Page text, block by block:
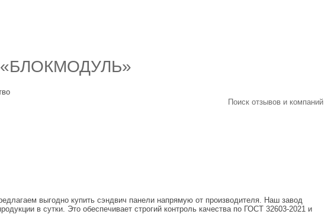
Поиск отзывов и компаний
выгодно купить сэндвич панели напрямую от производителя. Наш завод
в сутки. Это обеспечивает строгий контроль качества по ГОСТ 32603-2021 и